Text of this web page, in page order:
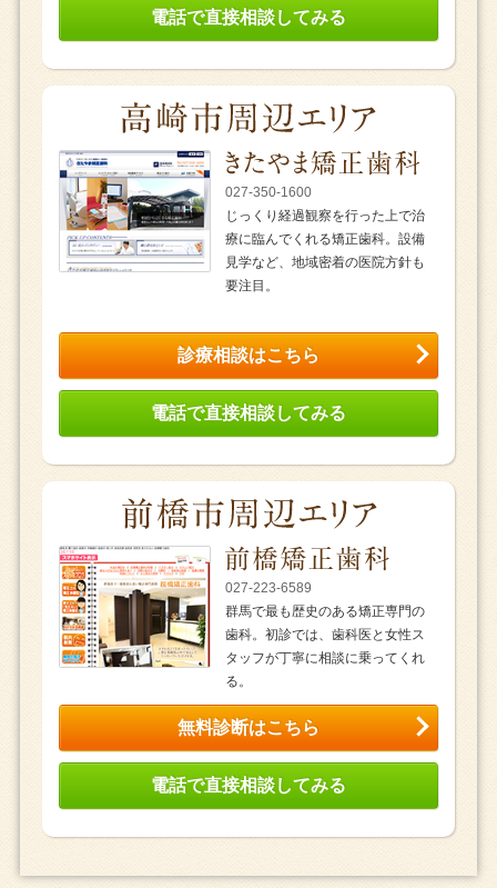
電話で直接相談してみる
027-350-1600
じっくり経過観察を行った上で治
療に臨んでくれる矯正歯科。設備
見学など、地域密着の医院方針も
要注目。
診療相談はこちら
電話で直接相談してみる
027-223-6589
群馬で最も歴史のある矯正専門の
歯科。初診では、歯科医と女性ス
タッフが丁寧に相談に乗ってくれ
る。
無料診断はこちら
電話で直接相談してみる